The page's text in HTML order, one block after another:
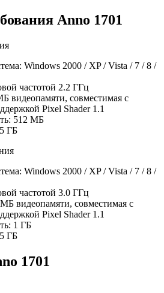
Anno 1701
Windows 2000 / XP / Vista / 7 / 8 /
частотой 2.2 ГГц
видеопамяти, совместимая с
Pixel Shader 1.1
512 МБ
ГБ
Windows 2000 / XP / Vista / 7 / 8 /
частотой 3.0 ГГц
видеопамяти, совместимая с
Pixel Shader 1.1
1 ГБ
ГБ
1701